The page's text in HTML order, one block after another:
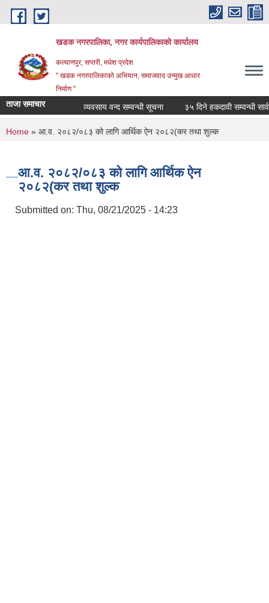
Skip to main content
खडक नगरपालिका, नगर कार्यपालिकाकाे कार्यालय
कल्याणपुर, सप्तरी, मधेश प्रदेश
" खडक नगरपालिकाको अभियान, समाजवाद उन्मुख आधार
निर्माण "
ताजा समाचार व्यवसाय वन्द सम्वन्धी सूचना ३५ दिने हकदावी सम्वन्धी
You are here
Home » आ.व. २०८२/०८३ को लागि आर्थिक ऐन २०८२(कर तथा शुल्क
आ.व. २०८२/०८३ को लागि आर्थिक ऐन
२०८२(कर तथा शुल्क
Submitted on: Thu, 08/21/2025 - 14:23